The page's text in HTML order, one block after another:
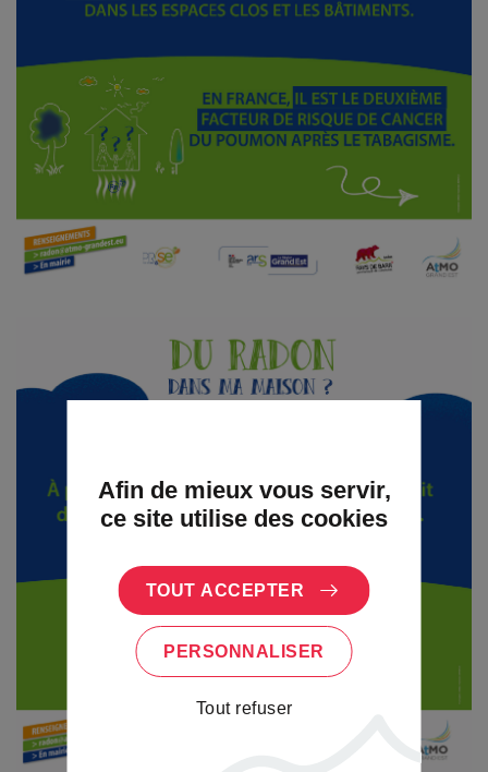
Afin de mieux vous servir,
ce site utilise des cookies
TOUT ACCEPTER
PERSONNALISER
Tout refuser